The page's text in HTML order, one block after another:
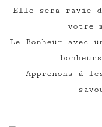
Elle sera ravie
votre
Le Bonheur avec
Apprenons à